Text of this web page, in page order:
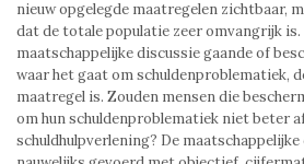
nieuw opgelegde maatregelen zichtbaar,
dat de totale populatie zeer omvangrijk is.
maatschappelijke discussie gaande of
waar het gaat om schuldenproblematiek,
maatregel is. Zouden mensen die
om hun schuldenproblematiek niet beter
schuldhulpverlening? De